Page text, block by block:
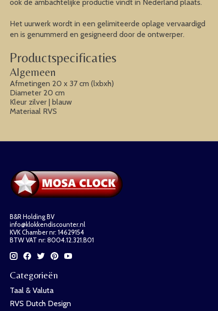
ook de ambachtelijke productie vindt in Nederland plaats.
Het uurwerk wordt in een gelimiteerde oplage vervaardigd
en is genummerd en gesigneerd door de ontwerper.
Productspecificaties
Algemeen
Afmetingen 20 x 37 cm (lxbxh)
Diameter 20 cm
Kleur zilver | blauw
Materiaal RVS
B&R Holding BV
info@klokkendiscounter.nl
KVK Chamber nr: 14629154
BTW VAT nr: 8004.12.321.B01
Categorieën
Taal & Valuta
RVS Dutch Design